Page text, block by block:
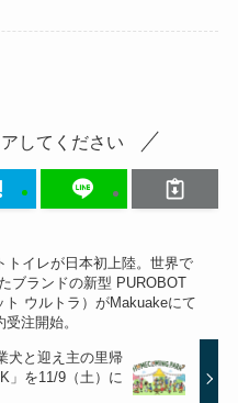
してください
トイレが日本初上陸。世界で
ブランドの新型 PUROBOT
ト ウルトラ）がMakuakeにて
注開始。
犬と迎え主の里帰
」を11/9（土）に